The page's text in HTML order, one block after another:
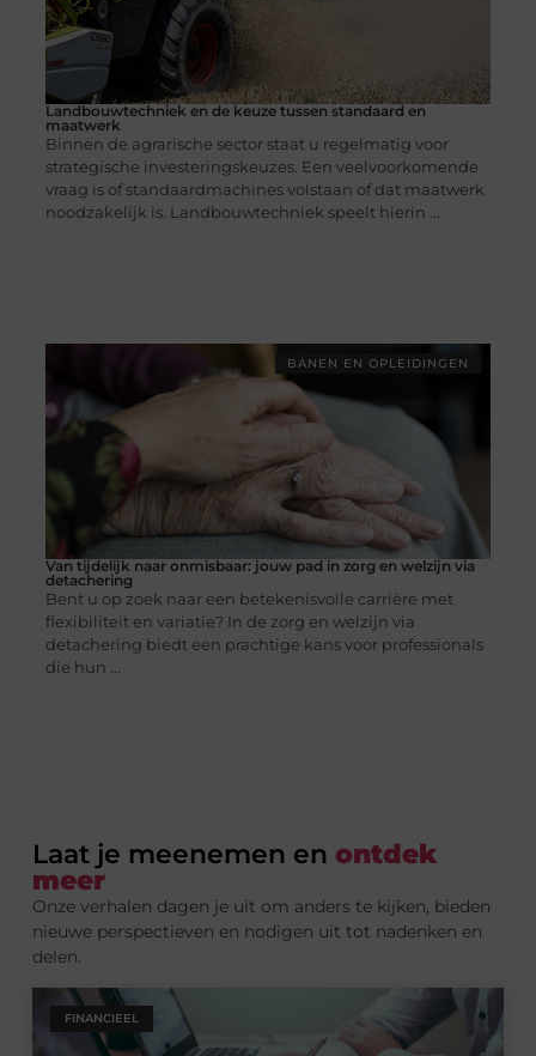
Landbouwtechniek en de keuze tussen standaard en
maatwerk
Binnen de agrarische sector staat u regelmatig voor
strategische investeringskeuzes. Een veelvoorkomende
vraag is of standaardmachines volstaan of dat maatwerk
noodzakelijk is. Landbouwtechniek speelt hierin ...
BANEN EN OPLEIDINGEN
Van tijdelijk naar onmisbaar: jouw pad in zorg en welzijn via
detachering
Bent u op zoek naar een betekenisvolle carrière met
flexibiliteit en variatie? In de zorg en welzijn via
detachering biedt een prachtige kans voor professionals
die hun ...
Laat je meenemen en ontdek
meer
Onze verhalen dagen je uit om anders te kijken, bieden
nieuwe perspectieven en nodigen uit tot nadenken en
delen.
FINANCIEEL